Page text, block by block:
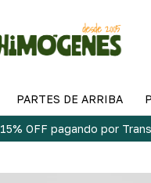
PARTES DE ARRIBA
15% OFF pagando por